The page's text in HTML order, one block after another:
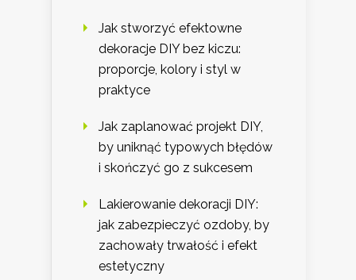
Jak stworzyć efektowne
dekoracje DIY bez kiczu:
proporcje, kolory i styl w
praktyce
Jak zaplanować projekt DIY,
by uniknąć typowych błędów
i skończyć go z sukcesem
Lakierowanie dekoracji DIY:
jak zabezpieczyć ozdoby, by
zachowały trwałość i efekt
estetyczny